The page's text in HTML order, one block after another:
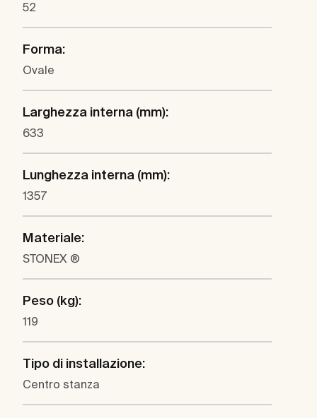
52
Forma:
Ovale
Larghezza interna (mm):
633
Lunghezza interna (mm):
1357
Materiale:
STONEX ®
Peso (kg):
119
Tipo di installazione:
Centro stanza